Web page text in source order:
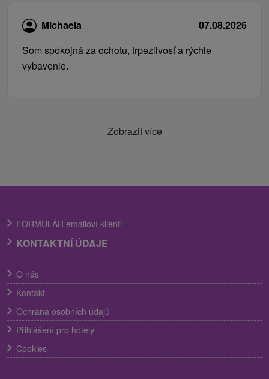
Michaela
07.08.2026
Som spokojná za ochotu, trpezlivosť a rýchle
vybavenie.
Zobrazit více
FORMULÁR emailoví klienti
KONTAKTNÍ ÚDAJE
O nás
Kontakt
Ochrana osobních údajů
Přihlášení pro hotely
Cookies